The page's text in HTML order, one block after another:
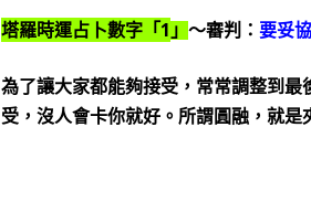
塔羅時運占卜數字「1 」～審判：要妥協
為了讓大家都能夠接受，常常調整到
受，沒人會卡你就好。所謂圓融，就是